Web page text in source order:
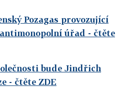
Pozagas provozující
úřad - čtěte
bude Jindřich
- čtěte ZDE